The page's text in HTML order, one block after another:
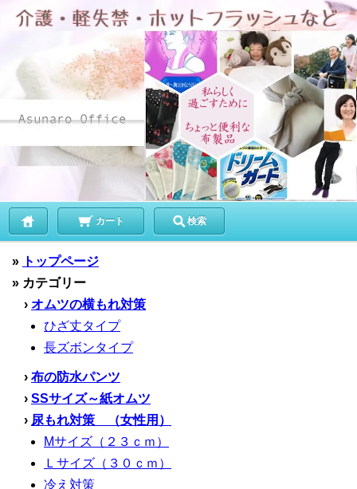
カート 検索
»
トップページ
» カテゴリー
› オムツの横もれ対策
ひざ丈タイプ
長ズボンタイプ
› 布の防水パンツ
› SSサイズ～紙オムツ
› 尿もれ対策 （女性用）
Mサイズ（２３ｃｍ）
Ｌサイズ（３０ｃｍ）
冷え対策